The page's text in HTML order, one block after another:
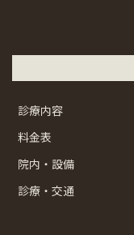
診療内容
料金表
院内・設備
診療・交通